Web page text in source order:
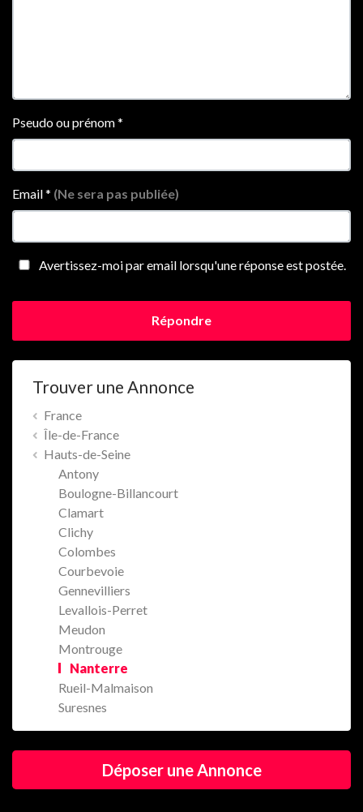
Pseudo ou prénom*
Email* (Ne sera pas publiée)
Avertissez-moi par email lorsqu'une réponse est postée.
Répondre
Trouver une Annonce
France
Île-de-France
Hauts-de-Seine
Antony
Boulogne-Billancourt
Clamart
Clichy
Colombes
Courbevoie
Gennevilliers
Levallois-Perret
Meudon
Montrouge
Nanterre
Rueil-Malmaison
Suresnes
Déposer une Annonce